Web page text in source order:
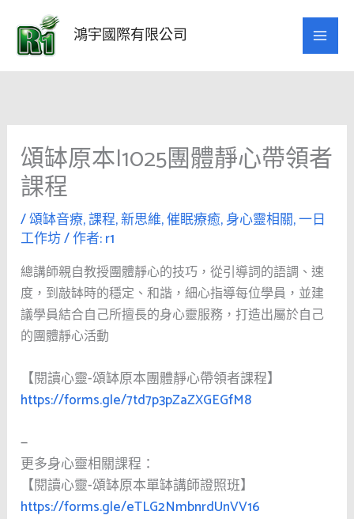
要
鴻宇國際有限公司
頌缽原本|1025團體靜心帶領者
課程
/頌缽音療,課程,新思維,催眠療癒,身心靈相關,一日
工作坊/ 作者:r1
總講師親自教授團體靜心的技巧，從引導詞的語調、速
度，到敲缽時的穩定、和諧，細心指導每位學員，並建
議學員結合自己所擅長的身心靈服務，打造出屬於自己
的團體靜心活動
【閱讀心靈-頌缽原本團體靜心帶領者課程】
https://forms.gle/7td7p3pZaZXGEGfM8
—
更多身心靈相關課程：
【閱讀心靈-頌缽原本單缽講師證照班】
https://forms.gle/eTLG2NmbnrdUnVV16